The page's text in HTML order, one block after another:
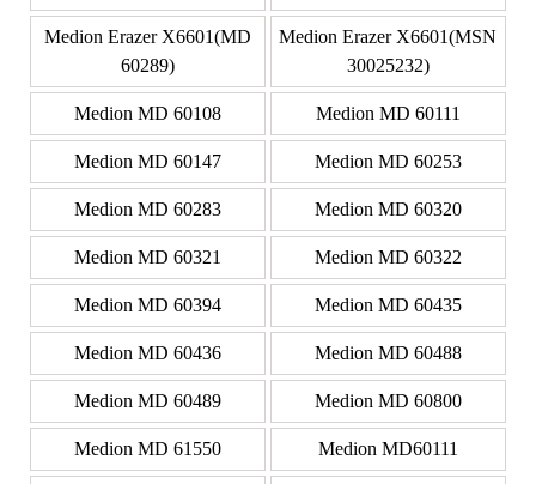
Medion Erazer X6601(MD
60289)
Medion Erazer X6601(MSN
30025232)
Medion MD 60108 Medion MD 60111
Medion MD 60147 Medion MD 60253
Medion MD 60283 Medion MD 60320
Medion MD 60321 Medion MD 60322
Medion MD 60394 Medion MD 60435
Medion MD 60436 Medion MD 60488
Medion MD 60489 Medion MD 60800
Medion MD 61550 Medion MD60111